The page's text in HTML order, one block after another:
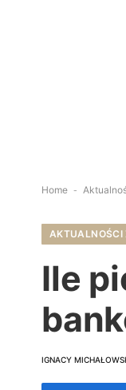
Home -
AKTUALNOŚCI
Ile
IGNACY